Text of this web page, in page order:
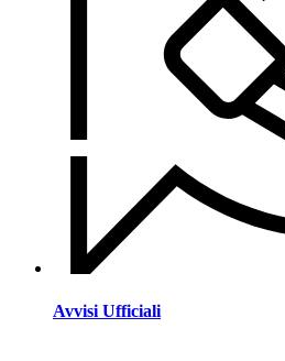
Avvisi Ufficiali